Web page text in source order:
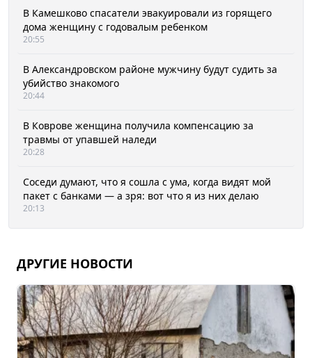
В Камешково спасатели эвакуировали из горящего
дома женщину с годовалым ребенком
20:55
В Александровском районе мужчину будут судить за
убийство знакомого
20:44
В Коврове женщина получила компенсацию за
травмы от упавшей наледи
20:28
Соседи думают, что я сошла с ума, когда видят мой
пакет с банками — а зря: вот что я из них делаю
20:13
ДРУГИЕ НОВОСТИ